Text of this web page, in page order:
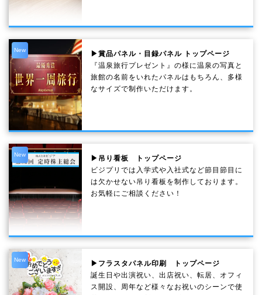
New
▶賞品パネル・目録パネル トップページ
『温泉旅行プレゼント』の様に温泉の写真と
旅館の名前をいれたパネルはもちろん、多様
なサイズで制作いただけます。
New
▶吊り看板 トップページ
ビジプリでは入学式や入社式など節目節目に
は欠かせない吊り看板を制作しております。
お気軽にご相談ください！
New
▶フラスタパネル印刷 トップページ
誕生日や出演祝い、出店祝い、転居、オフィ
ス開設、周年など様々なお祝いのシーンで使